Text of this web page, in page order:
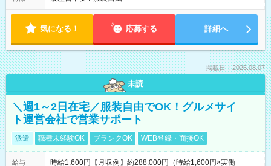
気になる！ 応募する 詳細へ
掲載日：2026.08.07
未読
＼週1～2日在宅／服装自由でOK！グルメサイ
ト運営会社で営業サポート
派遣 職種未経験OK ブランクOK WEB登録・面接OK
給与
時給1,600円【月収例】約288,000円（時給1,600円×実働